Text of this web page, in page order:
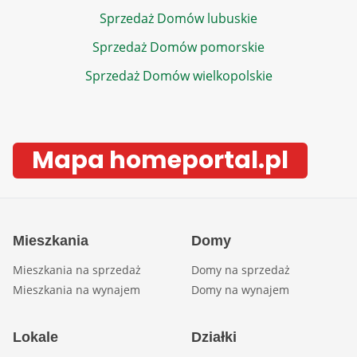
Sprzedaż Domów lubuskie
Sprzedaż Domów pomorskie
Sprzedaż Domów wielkopolskie
Mapa homeportal.pl
Mieszkania
Mieszkania na sprzedaż
Mieszkania na wynajem
Domy
Domy na sprzedaż
Domy na wynajem
Lokale Działki